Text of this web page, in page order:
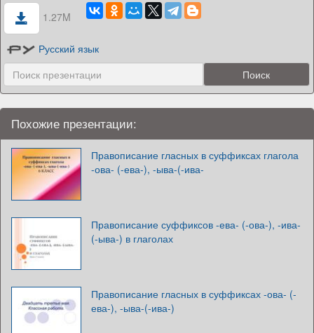
1.27M
Русский язык
Похожие презентации:
Правописание гласных в суффиксах глагола
-ова- (-ева-), -ыва-(-ива-
Правописание суффиксов -ева- (-ова-), -ива-
(-ыва-) в глаголах
Правописание гласных в суффиксах -ова- (-
ева-), -ыва-(-ива-)